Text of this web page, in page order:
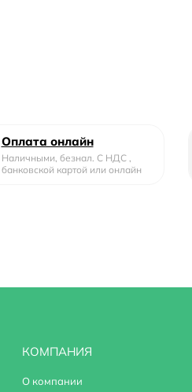
Оплата онлайн
Наличными, безнал. С НДС ,
банковской картой или онлайн
КОМПАНИЯ
О компании